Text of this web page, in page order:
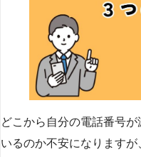
どこから自分の電話番号
いるのか不安になります